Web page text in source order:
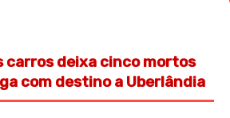
deixa cinco mortos
com destino a Uberlândia